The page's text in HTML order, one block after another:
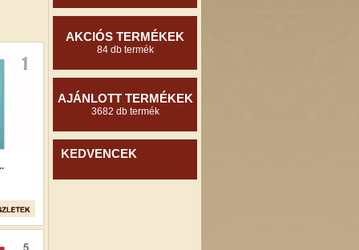
AKCIÓS TERMÉKEK
84 db termék
AJÁNLOTT TERMÉKEK
3682 db termék
KEDVENCEK